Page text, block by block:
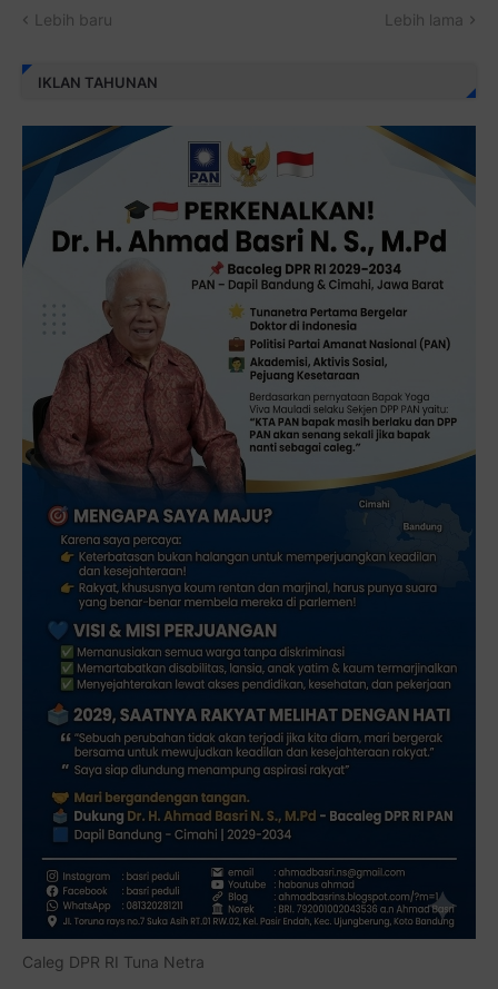
Lebih baru Lebih lama
IKLAN TAHUNAN
Caleg DPR RI Tuna Netra